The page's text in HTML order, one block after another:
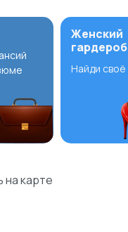
Женский
гардероб
Найди своё
на карте